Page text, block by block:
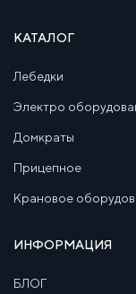
КАТАЛОГ
Лебедки
Электро
Домкраты
Прицепное
Крановое
ИНФОРМАЦИЯ
БЛОГ